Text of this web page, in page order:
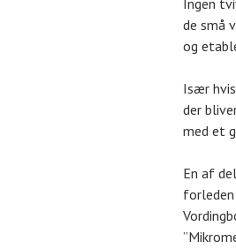
Ingen
de små
og
Især
der
med et
En af
forleden